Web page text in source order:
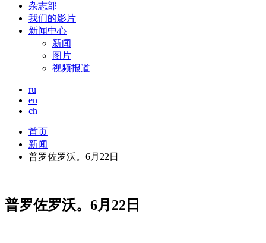
杂志部
我们的影片
新闻中心
新闻
图片
视频报道
ru
en
ch
首页
新闻
普罗佐罗沃。6月22日
普罗佐罗沃。6月22日